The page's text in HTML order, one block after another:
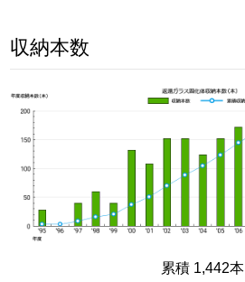
収納本数
累積 1,442本